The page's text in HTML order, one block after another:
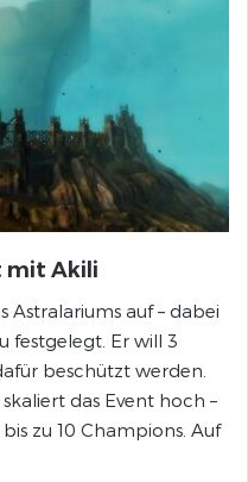
mit Akili
Astralariums auf – dabei
festgelegt. Er will 3
beschützt werden.
das Event hoch –
zu 10 Champions. Auf